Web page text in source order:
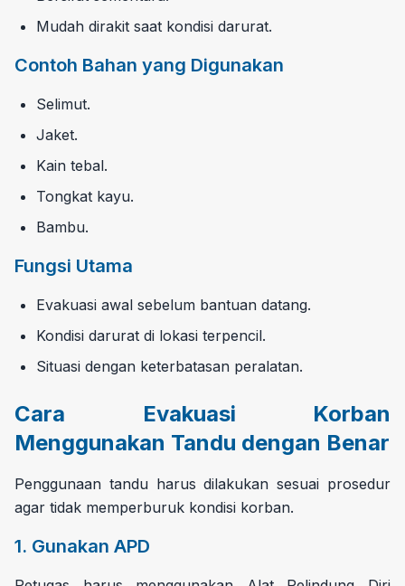
Mudah dirakit saat kondisi darurat.
Contoh Bahan yang Digunakan
Selimut.
Jaket.
Kain tebal.
Tongkat kayu.
Bambu.
Fungsi Utama
Evakuasi awal sebelum bantuan datang.
Kondisi darurat di lokasi terpencil.
Situasi dengan keterbatasan peralatan.
Cara Evakuasi Korban
Menggunakan Tandu dengan Benar
Penggunaan tandu harus dilakukan sesuai prosedur
agar tidak memperburuk kondisi korban.
1. Gunakan APD